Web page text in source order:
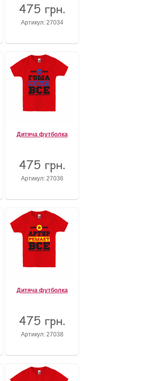
475 грн.
Артикул: 27034
Дитяча футболка
475 грн.
Артикул: 27036
Дитяча футболка
475 грн.
Артикул: 27038